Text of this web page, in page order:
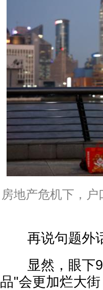
房地产危机下，
再说句题外话
显然，眼下9
品"会更加烂大